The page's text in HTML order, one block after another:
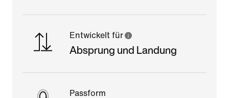
Entwickelt für
Absprung und Landung
Passform